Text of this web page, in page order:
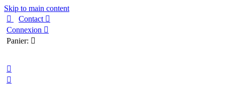
Skip to main content

Contact 
Connexion 
Panier: 

